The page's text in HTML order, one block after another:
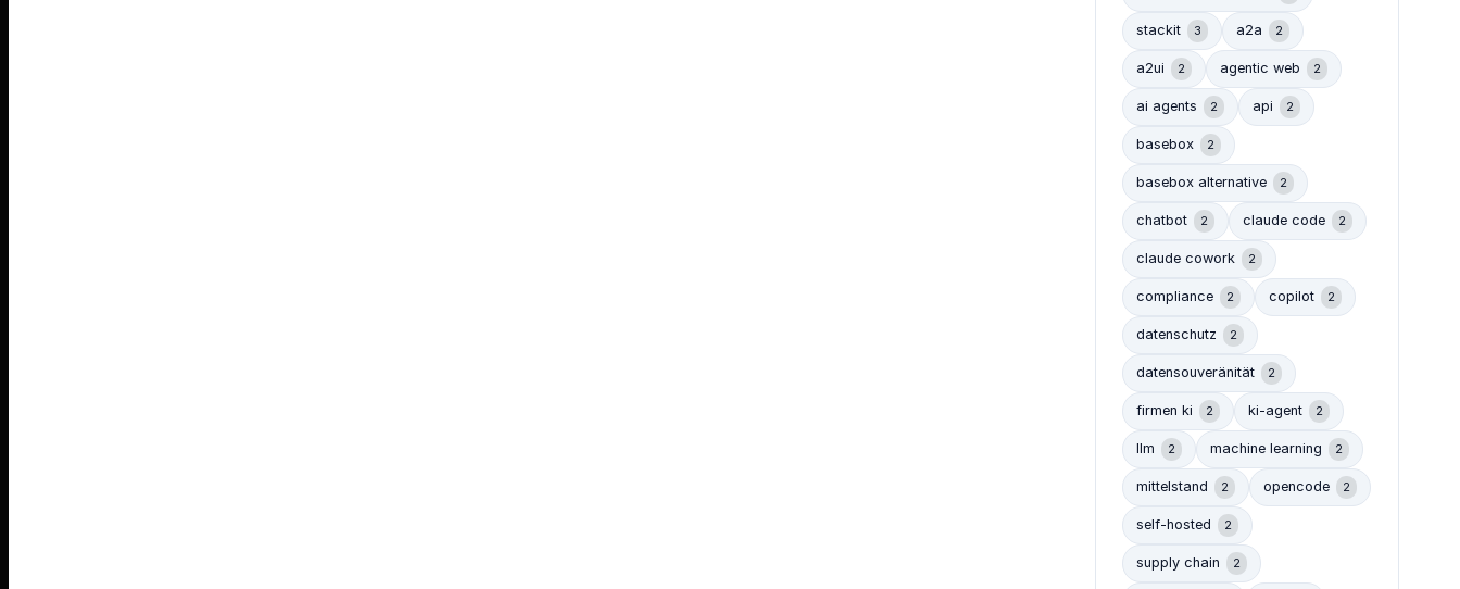
stackit 3 a2a 2
a2ui 2 agentic web 2
ai agents 2 api 2
basebox 2
basebox alternative 2
chatbot 2 claude code 2
claude cowork 2
compliance 2 copilot 2
datenschutz 2
datensouveränität 2
firmen ki 2 ki-agent 2
llm 2 machine learning 2
mittelstand 2 opencode 2
self-hosted 2
supply chain 2